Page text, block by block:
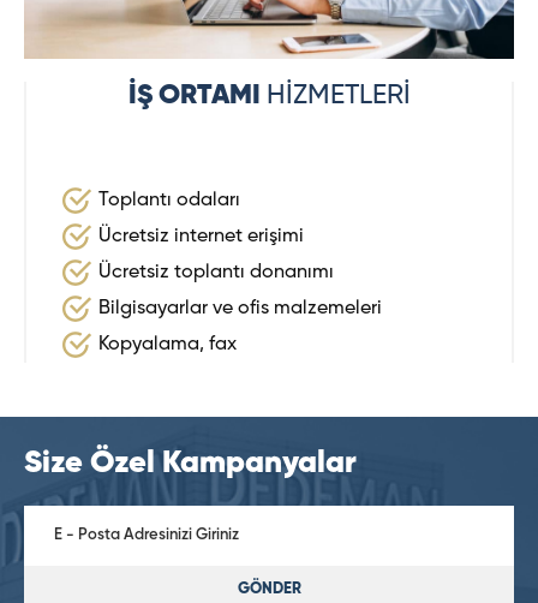
İŞ ORTAMI HİZMETLERİ
Toplantı odaları
Ücretsiz internet erişimi
Ücretsiz toplantı donanımı
Bilgisayarlar ve ofis malzemeleri
Kopyalama, fax
Size Özel Kampanyalar
GÖNDER